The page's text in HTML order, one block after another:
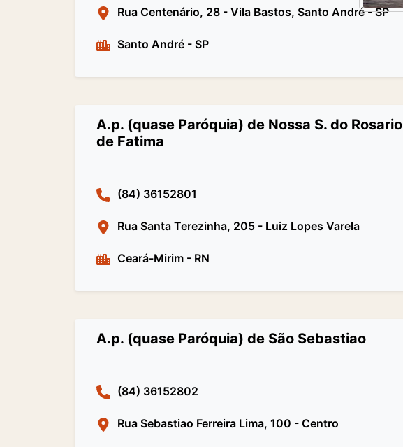
Rua Centenário, 28 - Vila Bastos, Santo André - SP
Santo André - SP
A.p. (quase Paróquia) de Nossa S. do Rosario
de Fatima
(84) 36152801
Rua Santa Terezinha, 205 - Luiz Lopes Varela
Ceará-Mirim - RN
A.p. (quase Paróquia) de São Sebastiao
(84) 36152802
Rua Sebastiao Ferreira Lima, 100 - Centro